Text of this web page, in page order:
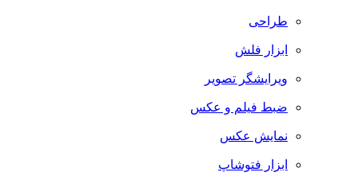
طراحی
ابزار فلش
ویرایشگر تصویر
ضبط فيلم و عكس
نمایش عکس
ابزار فتوشاپ